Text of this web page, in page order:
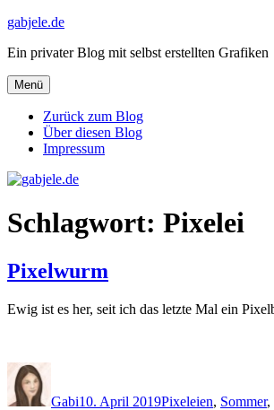
Zum
springen
gabjele.de
Ein privater Blog mit selbst erstellten Grafiken
Menü
Zurück zum Blog
Über diesen Blog
Impressum
Schlagwort: Pixelei
Pixelwurm
Ewig ist es her, seit ich das letzte Mal ein
Gabi10. April 2019Pixeleien, Sommer,